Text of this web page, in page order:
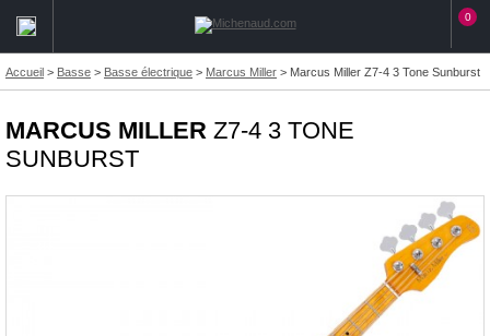
0
Accueil > Basse > Basse électrique > Marcus Miller > Marcus Miller Z7-4 3 Tone Sunburst
MARCUS MILLER Z7-4 3 TONE
SUNBURST